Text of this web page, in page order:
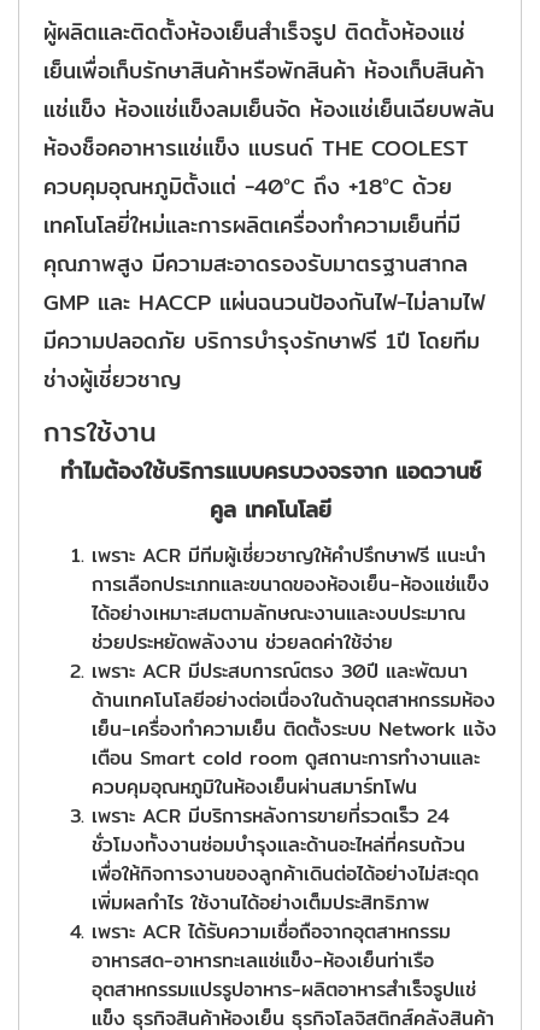
ผู้ผลิตและติดตั้งห้องเย็นสำเร็จรูป ติดตั้งห้องแช่
เย็นเพื่อเก็บรักษาสินค้าหรือพักสินค้า ห้องเก็บสินค้า
แช่แข็ง ห้องแช่แข็งลมเย็นจัด ห้องแช่เย็นเฉียบพลัน
ห้องช็อคอาหารแช่แข็ง แบรนด์ THE COOLEST
ควบคุมอุณหภูมิตั้งแต่ -40°C ถึง +18°C ด้วย
เทคโนโลยี่ใหม่และการผลิตเครื่องทำความเย็นที่มี
คุณภาพสูง มีความสะอาดรองรับมาตรฐานสากล
GMP และ HACCP แผ่นฉนวนป้องกันไฟ-ไม่ลามไฟ
มีความปลอดภัย บริการบำรุงรักษาฟรี 1ปี โดยทีม
ช่างผู้เชี่ยวชาญ
การใช้งาน
ทำไมต้องใช้บริการแบบครบวงจรจาก แอดวานซ์
คูล เทคโนโลยี
เพราะ ACR มีทีมผู้เชี่ยวชาญให้คำปรึกษาฟรี แนะนำ
การเลือกประเภทและขนาดของห้องเย็น-ห้องแช่แข็ง
ได้อย่างเหมาะสมตามลักษณะงานและงบประมาณ
ช่วยประหยัดพลังงาน ช่วยลดค่าใช้จ่าย
เพราะ ACR มีประสบการณ์ตรง 30ปี และพัฒนา
ด้านเทคโนโลยีอย่างต่อเนื่องในด้านอุตสาหกรรมห้อง
เย็น-เครื่องทำความเย็น ติดตั้งระบบ Network แจ้ง
เตือน Smart cold room ดูสถานะการทำงานและ
ควบคุมอุณหภูมิในห้องเย็นผ่านสมาร์ทโฟน
เพราะ ACR มีบริการหลังการขายที่รวดเร็ว 24
ชั่วโมงทั้งงานซ่อมบำรุงและด้านอะไหล่ที่ครบถ้วน
เพื่อให้กิจการงานของลูกค้าเดินต่อได้อย่างไม่สะดุด
เพิ่มผลกำไร ใช้งานได้อย่างเต็มประสิทธิภาพ
เพราะ ACR ได้รับความเชื่อถือจากอุตสาหกรรม
อาหารสด-อาหารทะเลแช่แข็ง-ห้องเย็นท่าเรือ
อุตสาหกรรมแปรรูปอาหาร-ผลิตอาหารสำเร็จรูปแช่
แข็ง ธุรกิจสินค้าห้องเย็น ธุรกิจโลจิสติกส์คลังสินค้า